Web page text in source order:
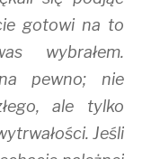
gotowi na to
wybrałem.
pewno; nie
ale tylko
Jeśli